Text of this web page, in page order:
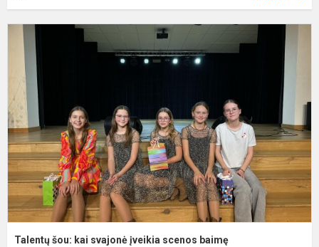
Talentų šou: kai svajonė įveikia scenos baimę